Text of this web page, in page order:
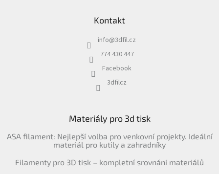
Kontakt
info@3dfil.cz
774 430 447
Facebook
3dfilcz
Materiály pro 3d tisk
ASA filament: Nejlepší volba pro venkovní projekty. Ideální
materiál pro kutily a zahradníky
Filamenty pro 3D tisk – kompletní srovnání materiálů